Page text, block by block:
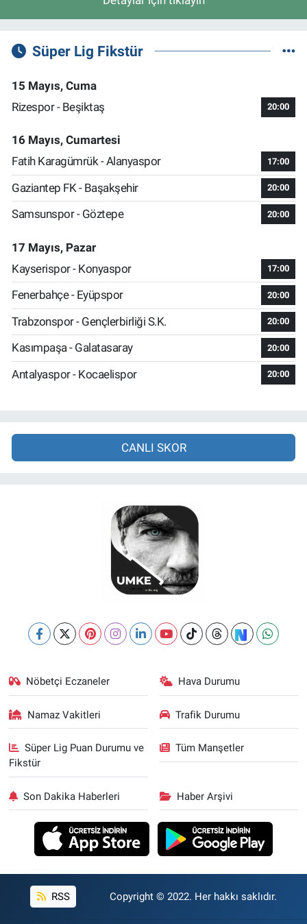
Süper Lig Fikstür
15 Mayıs, Cuma
Rizespor - Beşiktaş
20:00
16 Mayıs, Cumartesi
Fatih Karagümrük - Alanyaspor
17:00
Gaziantep FK - Başakşehir 20:00
Samsunspor - Göztepe 20:00
17 Mayıs, Pazar
Kayserispor - Konyaspor
17:00
Fenerbahçe - Eyüpspor 20:00
Trabzonspor - Gençlerbirliği S.K. 20:00
Kasımpaşa - Galatasaray 20:00
Antalyaspor - Kocaelispor 20:00
CANLI SKOR
Nöbetçi Eczaneler Hava Durumu
Namaz Vakitleri Trafik Durumu
Süper Lig Puan Durumu ve
Fikstür
Tüm Manşetler
Son Dakika Haberleri Haber Arşivi
RSS Copyright © 2022. Her hakkı saklıdır.